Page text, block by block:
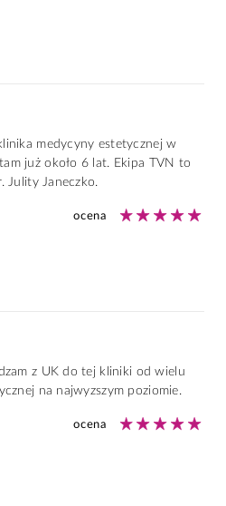
medycyny estetycznej w
już około 6 lat. Ekipa TVN to
Julity Janeczko.
ocena
z UK do tej kliniki od wielu
na najwyzszym poziomie.
ocena